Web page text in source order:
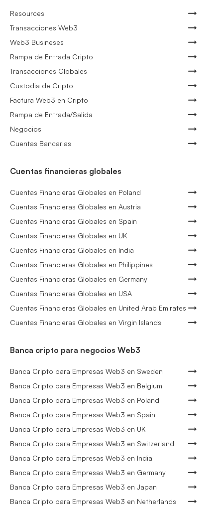
Resources
Transacciones Web3
Web3 Busineses
Rampa de Entrada Cripto
Transacciones Globales
Custodia de Cripto
Factura Web3 en Cripto
Rampa de Entrada/Salida
Negocios
Cuentas Bancarias
Cuentas financieras globales
Cuentas Financieras Globales en Poland
Cuentas Financieras Globales en Austria
Cuentas Financieras Globales en Spain
Cuentas Financieras Globales en UK
Cuentas Financieras Globales en India
Cuentas Financieras Globales en Philippines
Cuentas Financieras Globales en Germany
Cuentas Financieras Globales en USA
Cuentas Financieras Globales en United Arab Emirates
Cuentas Financieras Globales en Virgin Islands
Banca cripto para negocios Web3
Banca Cripto para Empresas Web3 en Sweden
Banca Cripto para Empresas Web3 en Belgium
Banca Cripto para Empresas Web3 en Poland
Banca Cripto para Empresas Web3 en Spain
Banca Cripto para Empresas Web3 en UK
Banca Cripto para Empresas Web3 en Switzerland
Banca Cripto para Empresas Web3 en India
Banca Cripto para Empresas Web3 en Germany
Banca Cripto para Empresas Web3 en Japan
Banca Cripto para Empresas Web3 en Netherlands